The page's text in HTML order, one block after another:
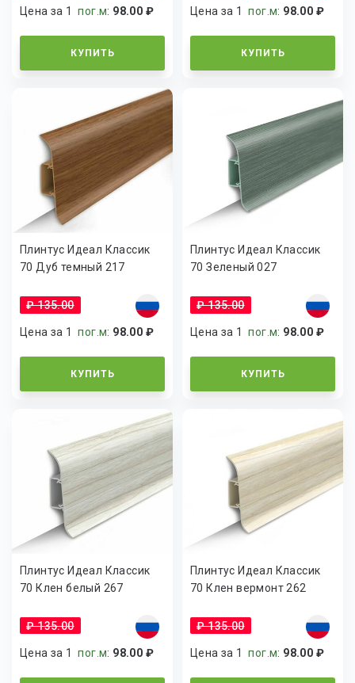
Цена за 1пог.м: 98.00 ₽
КУПИТЬ
Цена за 1пог.м: 98.00 ₽
КУПИТЬ
Плинтус Идеал Классик
70 Дуб темный 217
₽ 135.00
Цена за 1пог.м: 98.00 ₽
КУПИТЬ
Плинтус Идеал Классик
70 Зеленый 027
₽ 135.00
Цена за 1пог.м: 98.00 ₽
КУПИТЬ
Плинтус Идеал Классик
70 Клен белый 267
₽ 135.00
Цена за 1пог.м: 98.00 ₽
Плинтус Идеал Классик
70 Клен вермонт 262
₽ 135.00
Цена за 1пог.м: 98.00 ₽